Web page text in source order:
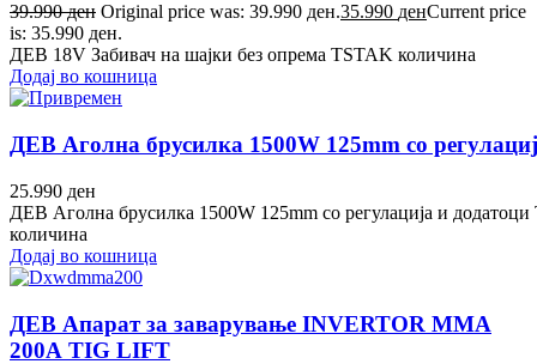
39.990ден Original price was: 39.990 ден.35.990 денCurrent price
is: 35.990 ден.
ДЕВ 18V Забивач на шајки без опрема TSTAK количина
Додај во кошница
ДЕВ Аголна брусилка 1500W 125mm со
25.990 ден
ДЕВ Аголна брусилка 1500W 125mm со регулација и
количина
Додај во кошница
ДЕВ Апарат за заварување INVERTOR MMA
200А TIG LIFT